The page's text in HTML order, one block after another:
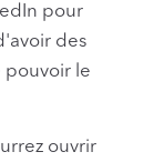
pour
des
pouvoir le
ouvrir